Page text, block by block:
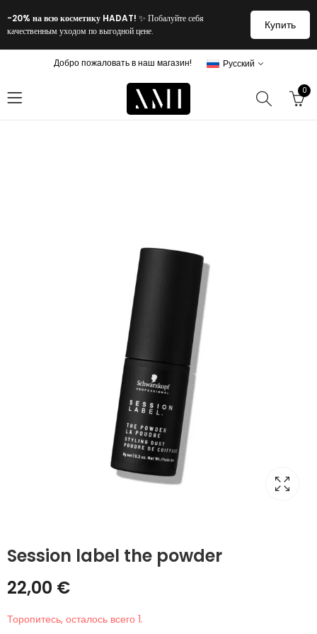
-20% на всю косметику HADAT! ✨ Побалуйте себя
качественным уходом по выгодной цене.
Купить
Добро пожаловать в наш магазин! Русский
0
Session label the powder
22,00 €
Торопитесь, осталось всего 1.